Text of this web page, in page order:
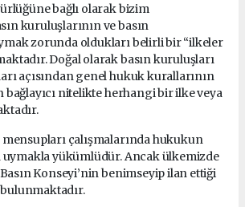
bağlı olarak bizim
kuruluşlarının ve basın
zorunda oldukları belirli bir “ilkeler
Doğal olarak basın kuruluşları
açısından genel hukuk kurallarının
nitelikte herhangi bir ilke veya
mensupları çalışmalarında hukukun
uymakla yükümlüdür. Ancak ülkemizde
Konseyi’nin benimseyip ilan ettiği